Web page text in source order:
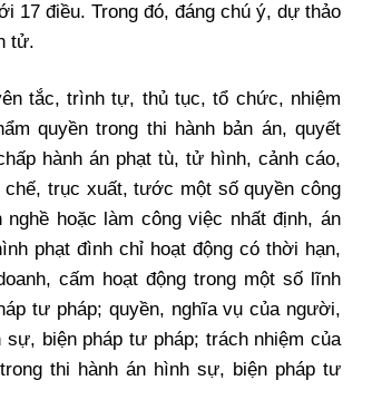
17 điều. Trong đó, đáng chú ý, dự thảo
tử.
tắc, trình tự, thủ tục, tổ chức, nhiệm
quyền trong thi hành bản án, quyết
hành án phạt tù, tử hình, cảnh cáo,
trục xuất, tước một số quyền công
hoặc làm công việc nhất định, án
phạt đình chỉ hoạt động có thời hạn,
cấm hoạt động trong một số lĩnh
tư pháp; quyền, nghĩa vụ của người,
biện pháp tư pháp; trách nhiệm của
thi hành án hình sự, biện pháp tư